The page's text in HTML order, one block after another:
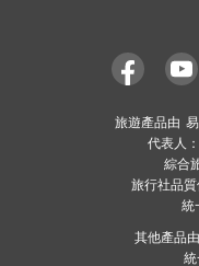
旅遊產品由
代表人
綜合
旅行社品
統
其他產品